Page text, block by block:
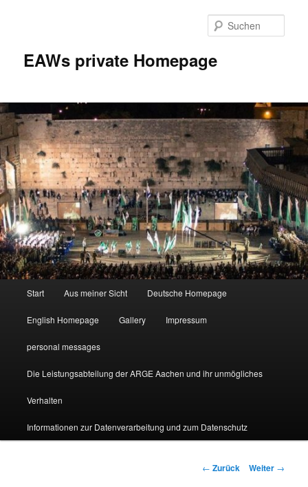
EAWs private Homepage
Start Aus meiner Sicht Deutsche Homepage
English Homepage Gallery Impressum
personal messages
Die Leistungsabteilung der ARGE Aachen und ihr unmögliches
Verhalten
Informationen zur Datenverarbeitung und zum Datenschutz
Beitragsnavigation
← Zurück Weiter →